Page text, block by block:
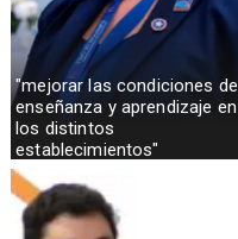
"mejorar las condiciones de
enseñanza y aprendizaje en
los distintos
establecimientos"